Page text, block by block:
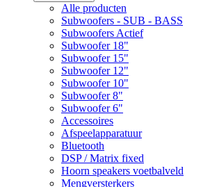
Alle producten
Subwoofers - SUB - BASS
Subwoofers Actief
Subwoofer 18"
Subwoofer 15"
Subwoofer 12"
Subwoofer 10"
Subwoofer 8"
Subwoofer 6"
Accessoires
Afspeelapparatuur
Bluetooth
DSP / Matrix fixed
Hoorn speakers voetbalveld
Mengversterkers